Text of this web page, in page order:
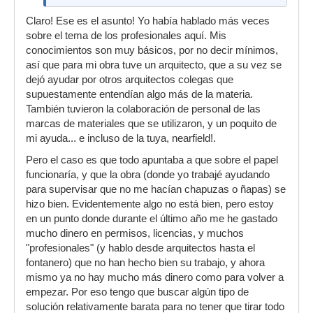
soluciones son caras, tiene poco sentido
ponerse a probar a ver si la flauta deja de sonar
por casualidad.
Claro! Ese es el asunto! Yo había hablado más veces
sobre el tema de los profesionales aquí. Mis
conocimientos son muy básicos, por no decir mínimos,
así que para mi obra tuve un arquitecto, que a su vez se
dejó ayudar por otros arquitectos colegas que
supuestamente entendían algo más de la materia.
También tuvieron la colaboración de personal de las
marcas de materiales que se utilizaron, y un poquito de
mi ayuda... e incluso de la tuya, nearfield!.
Pero el caso es que todo apuntaba a que sobre el papel
funcionaría, y que la obra (donde yo trabajé ayudando
para supervisar que no me hacían chapuzas o ñapas) se
hizo bien. Evidentemente algo no está bien, pero estoy
en un punto donde durante el último año me he gastado
mucho dinero en permisos, licencias, y muchos
"profesionales" (y hablo desde arquitectos hasta el
fontanero) que no han hecho bien su trabajo, y ahora
mismo ya no hay mucho más dinero como para volver a
empezar. Por eso tengo que buscar algún tipo de
solución relativamente barata para no tener que tirar todo